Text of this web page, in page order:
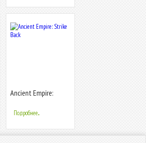
Ancient Empire:
Подробнее...